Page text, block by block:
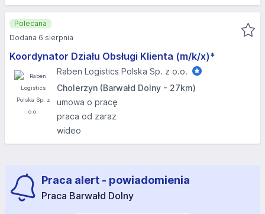
Koordynator Działu Obsługi Klienta (m/k/x)*
Raben Logistics Polska Sp. z o.o.
Cholerzyn (Barwałd Dolny - 27km)
umowa o pracę
praca od zaraz
wideo
Polecana
Dodana 6 sierpnia
Praca alert - powiadomienia
Praca Barwałd Dolny